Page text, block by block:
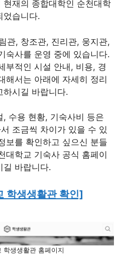
현재의 종합대학인 순천대학
었습니다.
관, 창조관, 진리관, 웅지관,
숙사를 운영 중에 있습니다.
부적인 시설 안내, 비용, 경
해서는 아래에 자세히 정리
하시길 바랍니다.
, 수용 현황, 기숙사비 등은
조금씩 차이가 있을 수 있
보를 확인하고 싶으신 분들
대학교 기숙사 공식 홈페이
길 바랍니다.
학생생활관 확인]
학생생활관 홈페이지